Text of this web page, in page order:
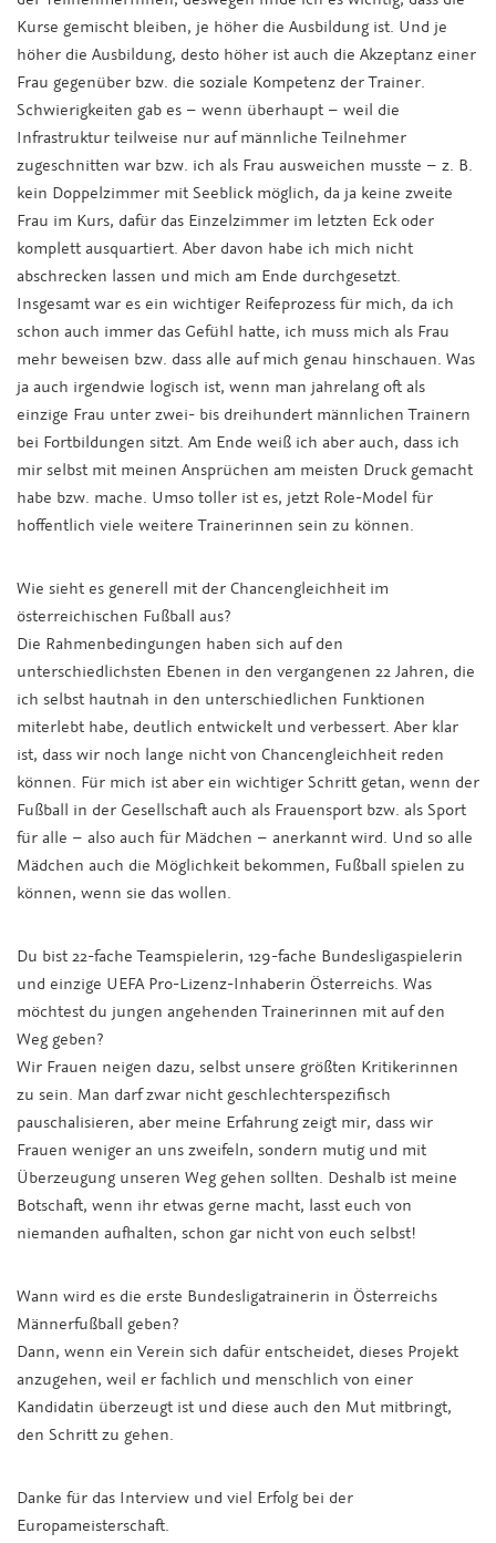
Kurse gemischt bleiben, je höher die Ausbildung ist. Und je
höher die Ausbildung, desto höher ist auch die Akzeptanz einer
Frau gegenüber bzw. die soziale Kompetenz der Trainer.
Schwierigkeiten gab es – wenn überhaupt – weil die
Infrastruktur teilweise nur auf männliche Teilnehmer
zugeschnitten war bzw. ich als Frau ausweichen musste – z. B.
kein Doppelzimmer mit Seeblick möglich, da ja keine zweite
Frau im Kurs, dafür das Einzelzimmer im letzten Eck oder
komplett ausquartiert. Aber davon habe ich mich nicht
abschrecken lassen und mich am Ende durchgesetzt.
Insgesamt war es ein wichtiger Reifeprozess für mich, da ich
schon auch immer das Gefühl hatte, ich muss mich als Frau
mehr beweisen bzw. dass alle auf mich genau hinschauen. Was
ja auch irgendwie logisch ist, wenn man jahrelang oft als
einzige Frau unter zwei- bis dreihundert männlichen Trainern
bei Fortbildungen sitzt. Am Ende weiß ich aber auch, dass ich
mir selbst mit meinen Ansprüchen am meisten Druck gemacht
habe bzw. mache. Umso toller ist es, jetzt Role-Model für
hoffentlich viele weitere Trainerinnen sein zu können.
Wie sieht es generell mit der Chancengleichheit im
österreichischen Fußball aus?
Die Rahmenbedingungen haben sich auf den
unterschiedlichsten Ebenen in den vergangenen 22 Jahren, die
ich selbst hautnah in den unterschiedlichen Funktionen
miterlebt habe, deutlich entwickelt und verbessert. Aber klar
ist, dass wir noch lange nicht von Chancengleichheit reden
können. Für mich ist aber ein wichtiger Schritt getan, wenn der
Fußball in der Gesellschaft auch als Frauensport bzw. als Sport
für alle – also auch für Mädchen – anerkannt wird. Und so alle
Mädchen auch die Möglichkeit bekommen, Fußball spielen zu
können, wenn sie das wollen.
Du bist 22-fache Teamspielerin, 129-fache Bundesligaspielerin
und einzige UEFA Pro-Lizenz-Inhaberin Österreichs. Was
möchtest du jungen angehenden Trainerinnen mit auf den
Weg geben?
Wir Frauen neigen dazu, selbst unsere größten Kritikerinnen
zu sein. Man darf zwar nicht geschlechterspezifisch
pauschalisieren, aber meine Erfahrung zeigt mir, dass wir
Frauen weniger an uns zweifeln, sondern mutig und mit
Überzeugung unseren Weg gehen sollten. Deshalb ist meine
Botschaft, wenn ihr etwas gerne macht, lasst euch von
niemanden aufhalten, schon gar nicht von euch selbst!
Wann wird es die erste Bundesligatrainerin in Österreichs
Männerfußball geben?
Dann, wenn ein Verein sich dafür entscheidet, dieses Projekt
anzugehen, weil er fachlich und menschlich von einer
Kandidatin überzeugt ist und diese auch den Mut mitbringt,
den Schritt zu gehen.
Danke für das Interview und viel Erfolg bei der
Europameisterschaft.